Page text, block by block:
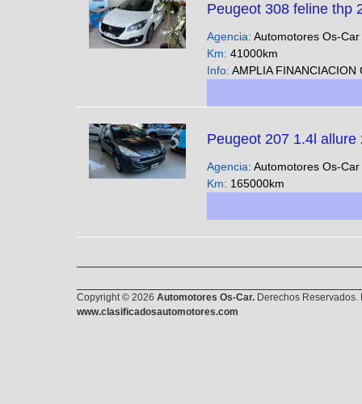
Peugeot 308 feline thp
Agencia: Automotores Os-Car
Km: 41000km
Info: AMPLIA FINANCIACION CUOTAS FIJAS EN PESOS SOLO CON DNI - Podes ver nuestra
Peugeot 207 1.4l allure
Agencia: Automotores Os-Car
Km: 165000km
Copyright © 2026 Automotores Os-Car. Derechos
www.clasificadosautomotores.com